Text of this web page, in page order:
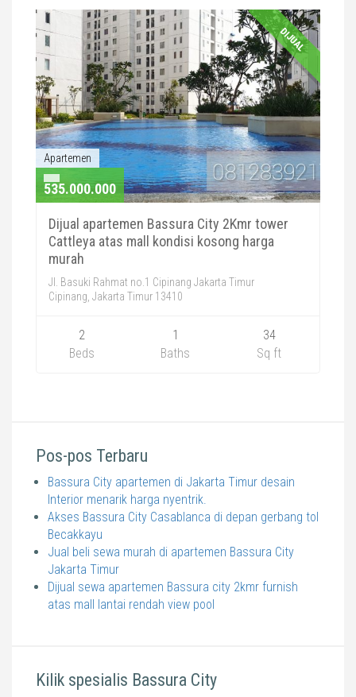
DIJUAL
Apartemen
535.000.000
Dijual apartemen Bassura City 2Kmr tower
Cattleya atas mall kondisi kosong harga
murah
Jl. Basuki Rahmat no.1 Cipinang Jakarta Timur
Cipinang, Jakarta Timur 13410
2
Beds
1
Baths
34
Sq ft
Pos-pos Terbaru
Bassura City apartemen di Jakarta Timur desain
Interior menarik harga nyentrik.
Akses Bassura City Casablanca di depan gerbang tol
Becakkayu
Jual beli sewa murah di apartemen Bassura City
Jakarta Timur
Dijual sewa apartemen Bassura city 2kmr furnish
atas mall lantai rendah view pool
Kilik spesialis Bassura City